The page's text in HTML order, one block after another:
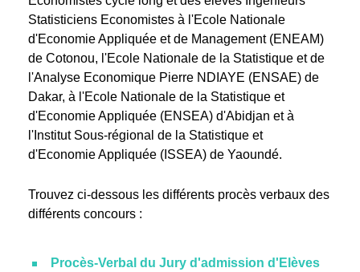
Statisticiens Economistes à l'Ecole Nationale
d'Economie Appliquée et de Management (ENEAM)
de Cotonou, l'Ecole Nationale de la Statistique et de
l'Analyse Economique Pierre NDIAYE (ENSAE) de
Dakar, à l'Ecole Nationale de la Statistique et
d'Economie Appliquée (ENSEA) d'Abidjan et à
l'Institut Sous-régional de la Statistique et
d'Economie Appliquée (ISSEA) de Yaoundé.
Trouvez ci-dessous les différents procès verbaux des
différents concours :
Procès-Verbal du Jury d'admission d'Elèves